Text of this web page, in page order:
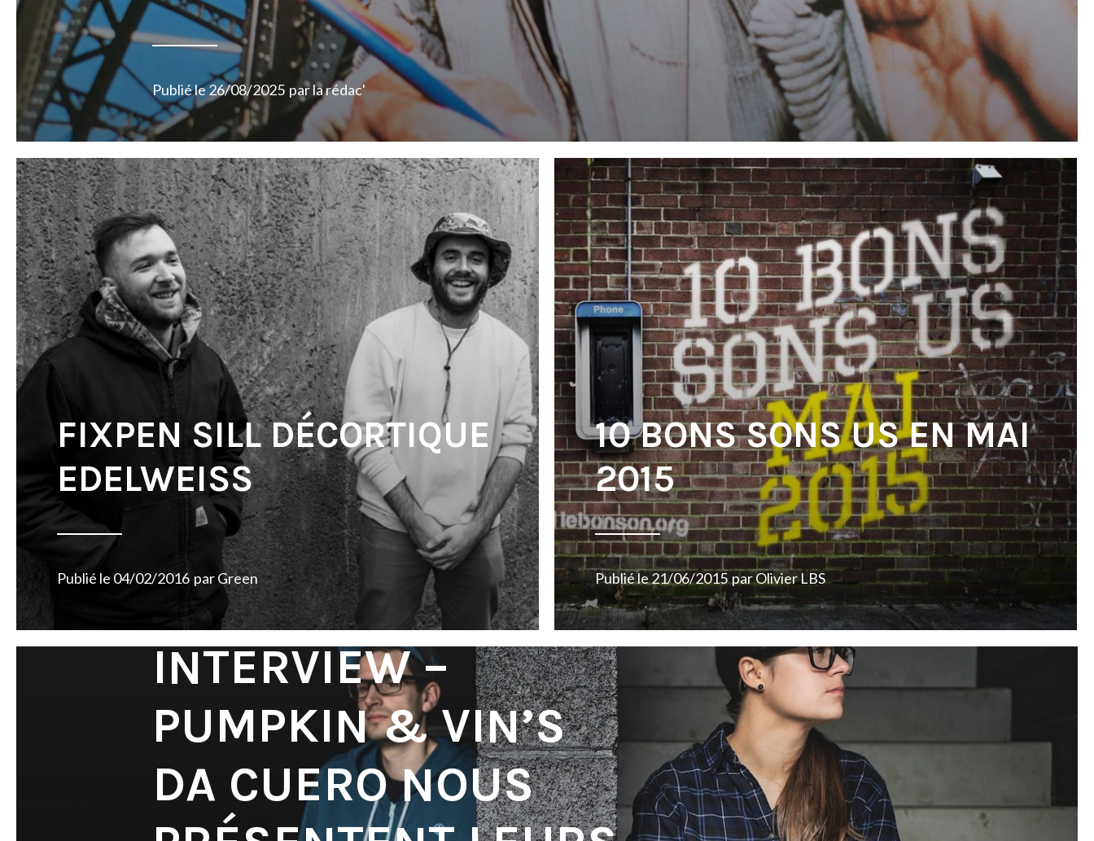
Publié le26/08/2025 parla rédac'
FIXPEN SILL DÉCORTIQUE
EDELWEISS
Publié le 04/02/2016 parGreen
10 BONS SONS US EN MAI
2015
Publié le21/06/2015 parOlivier LBS
INTERVIEW –
PUMPKIN & VIN’S
DA CUERO NOUS